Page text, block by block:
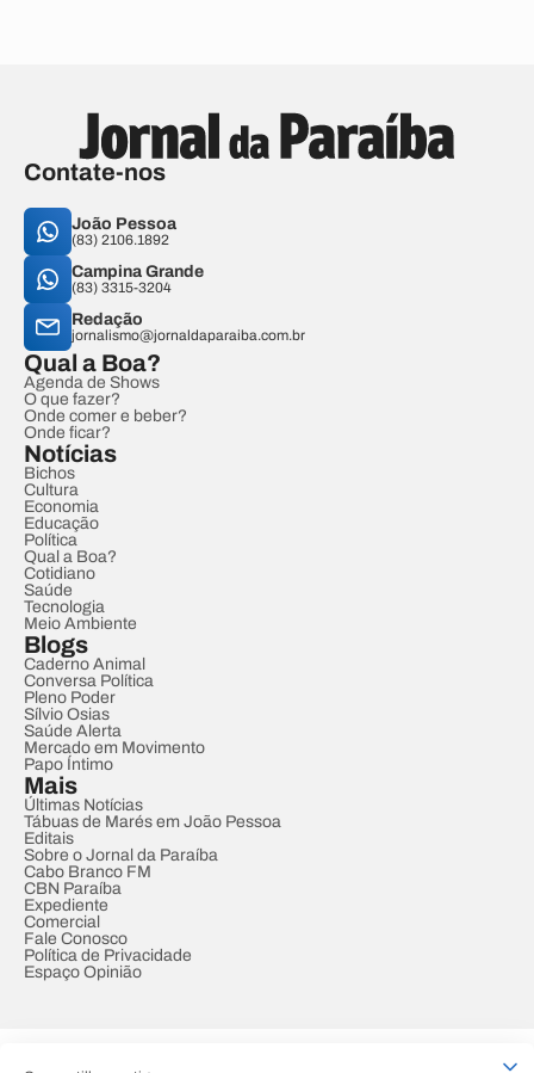
Contate-nos
João Pessoa
(83) 2106.1892
Campina Grande
(83) 3315-3204
Redação
jornalismo@jornaldaparaiba.com.br
Qual a Boa?
Agenda de Shows
O que fazer?
Onde comer e beber?
Onde ficar?
Notícias
Bichos
Cultura
Economia
Educação
Política
Qual a Boa?
Cotidiano
Saúde
Tecnologia
Meio Ambiente
Blogs
Caderno Animal
Conversa Política
Pleno Poder
Sílvio Osias
Saúde Alerta
Mercado em Movimento
Papo Íntimo
Mais
Últimas Notícias
Tábuas de Marés em João Pessoa
Editais
Sobre o Jornal da Paraíba
Cabo Branco FM
CBN Paraíba
Expediente
Comercial
Fale Conosco
Política de Privacidade
Espaço Opinião